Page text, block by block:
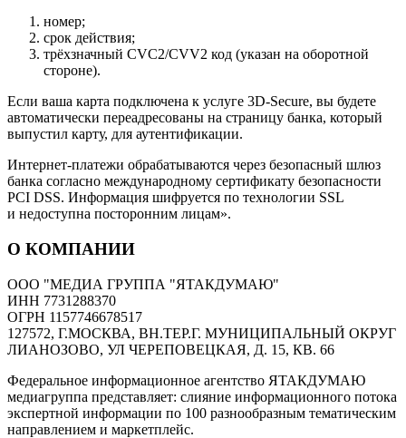
номер;
срок действия;
трёхзначный CVC2/CVV2 код (указан на оборотной
стороне).
Если ваша карта подключена к услуге 3D-Secure, вы будете
автоматически переадресованы на страницу банка, который
выпустил карту, для аутентификации.
Интернет-платежи обрабатываются через безопасный шлюз
банка согласно международному сертификату безопасности
PCI DSS. Информация шифруется по технологии SSL
и недоступна посторонним лицам».
О КОМПАНИИ
ООО "МЕДИА ГРУППА "ЯТАКДУМАЮ"
ИНН 7731288370
ОГРН 1157746678517
127572, Г.МОСКВА, ВН.ТЕР.Г. МУНИЦИПАЛЬНЫЙ ОКРУГ
ЛИАНОЗОВО, УЛ ЧЕРЕПОВЕЦКАЯ, Д. 15, КВ. 66
Федеральное информационное агентство ЯТАКДУМАЮ
медиагруппа представляет: слияние информационного потока
экспертной информации по 100 разнообразным тематическим
направлением и маркетплейс.